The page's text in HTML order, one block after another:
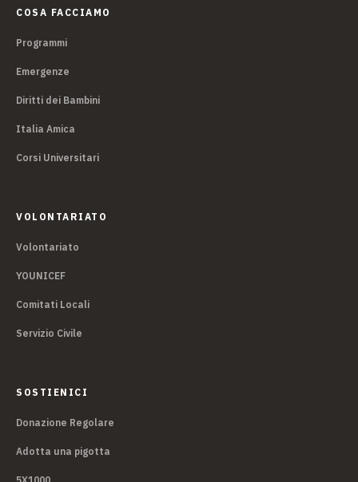
COSA FACCIAMO
Programmi
Emergenze
Diritti dei Bambini
Italia Amica
Corsi Universitari
VOLONTARIATO
Volontariato
YOUNICEF
Comitati Locali
Servizio Civile
SOSTIENICI
Donazione Regolare
Adotta una pigotta